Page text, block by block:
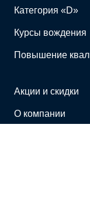
Категория «D»
Курсы вождения
Повышение
Акции и cкидки
О компании